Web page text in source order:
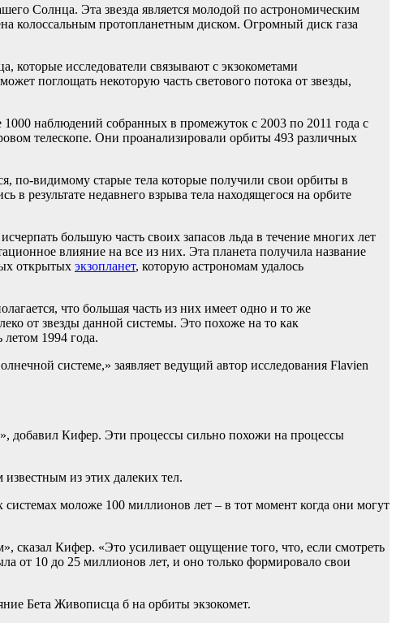
Солнца. Эта звезда является молодой по астрономическим
колоссальным протопланетным диском. Огромный диск газа
которые исследователи связывают с экзокометами
поглощать некоторую часть светового потока от звезды,
наблюдений собранных в промежуток с 2003 по 2011 года с
телескопе. Они проанализировали орбиты 493 различных
по-видимому старые тела которые получили свои орбиты в
результате недавнего взрыва тела находящегося на орбите
большую часть своих запасов льда в течение многих лет
влияние на все из них. Эта планета получила название
открытых экзопланет, которую астрономам удалось
что большая часть из них имеет одно и то же
от звезды данной системы. Это похоже на то как
1994 года.
системе,» заявляет ведущий автор исследования Flavien
добавил Кифер. Эти процессы сильно похожи на процессы
из этих далеких тел.
моложе 100 миллионов лет – в тот момент когда они могут
сказал Кифер. «Это усиливает ощущение того, что, если смотреть
от 10 до 25 миллионов лет, и оно только формировало свои
Бета Живописца б на орбиты экзокомет.